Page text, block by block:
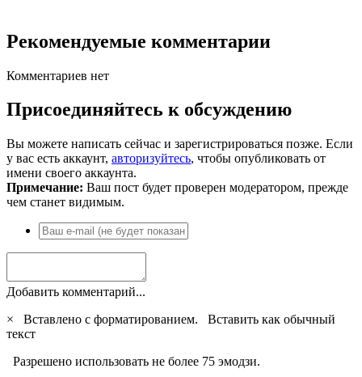
Рекомендуемые комментарии
Комментариев нет
Присоединяйтесь к обсуждению
Вы можете написать сейчас и зарегистрироваться позже. Если
у вас есть аккаунт, авторизуйтесь, чтобы опубликовать от
имени своего аккаунта.
Примечание: Ваш пост будет проверен модератором, прежде
чем станет видимым.
Добавить комментарий...
×
Вставлено с форматированием. Вставить как обычный
текст
Разрешено использовать не более 75 эмодзи.